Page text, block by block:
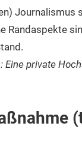
Journalismus
Randaspekte
private